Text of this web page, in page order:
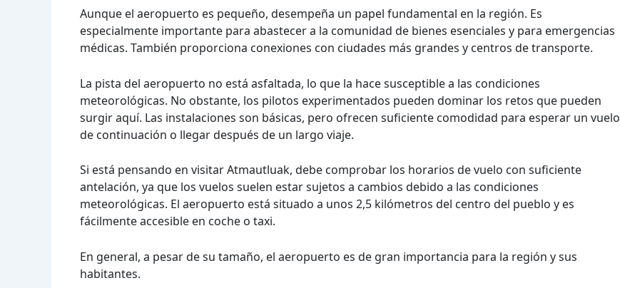
Aunque el aeropuerto es pequeño, desempeña un papel fundamental en la región. Es
especialmente importante para abastecer a la comunidad de bienes esenciales y para emergencias
médicas. También proporciona conexiones con ciudades más grandes y centros de transporte.
La pista del aeropuerto no está asfaltada, lo que la hace susceptible a las condiciones
meteorológicas. No obstante, los pilotos experimentados pueden dominar los retos que pueden
surgir aquí. Las instalaciones son básicas, pero ofrecen suficiente comodidad para esperar un vuelo
de continuación o llegar después de un largo viaje.
Si está pensando en visitar Atmautluak, debe comprobar los horarios de vuelo con suficiente
antelación, ya que los vuelos suelen estar sujetos a cambios debido a las condiciones
meteorológicas. El aeropuerto está situado a unos 2,5 kilómetros del centro del pueblo y es
fácilmente accesible en coche o taxi.
En general, a pesar de su tamaño, el aeropuerto es de gran importancia para la región y sus
habitantes.